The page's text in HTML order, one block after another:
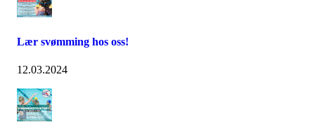
Lær svømming hos oss!
12.03.2024